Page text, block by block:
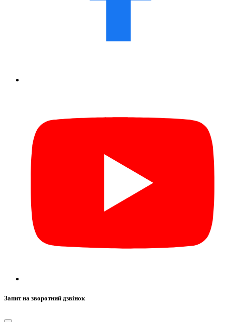
Запит на зворотний дзвінок